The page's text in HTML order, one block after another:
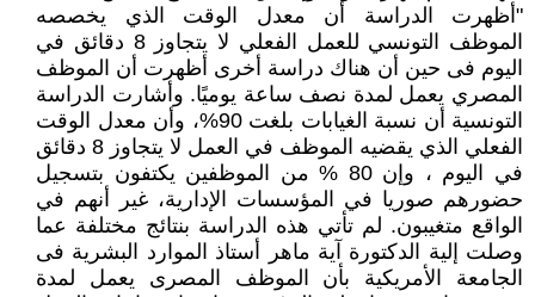
"أظهرت الدراسة أن معدل الوقت الذي يخصصه
الموظف التونسي للعمل الفعلي لا يتجاوز 8 دقائق في
اليوم فى حين أن هناك دراسة أخرى أظهرت أن الموظف
المصري يعمل لمدة نصف ساعة يوميًا. وأشارت الدراسة
التونسية أن نسبة الغيابات بلغت 90%، وأن معدل الوقت
الفعلي الذي يقضيه الموظف في العمل لا يتجاوز 8 دقائق
في اليوم ، وإن 80 % من الموظفين يكتفون بتسجيل
حضورهم صوريا في المؤسسات الإدارية، غير أنهم في
الواقع متغيبون. لم تأتي هذه الدراسة بنتائج مختلفة عما
وصلت إلية الدكتورة آية ماهر أستاذ الموارد البشرية فى
الجامعة الأمريكية بأن الموظف المصرى يعمل لمدة